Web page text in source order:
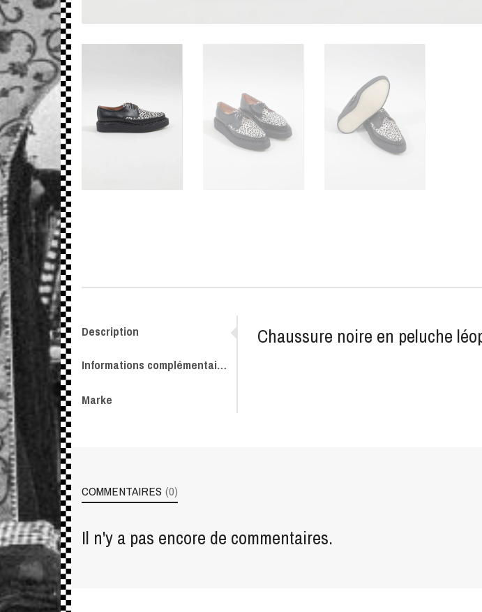
Description
Informations complémentaires
Marke
Chaussure noire en peluche
COMMENTAIRES (0)
Il n'y a pas encore de commentaires.